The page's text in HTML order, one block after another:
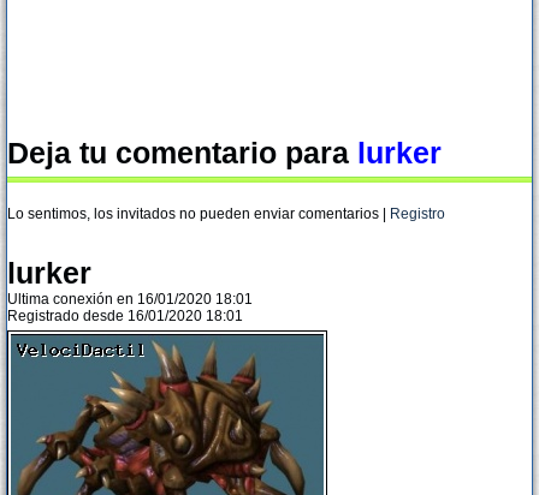
Deja tu comentario para lurker
Lo sentimos, los invitados no pueden enviar comentarios | Registro
lurker
Ultima conexión en 16/01/2020 18:01
Registrado desde 16/01/2020 18:01